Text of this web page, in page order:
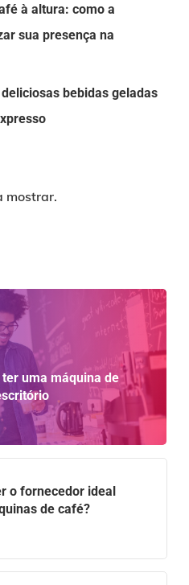
à altura: como a
sua presença na
bebidas geladas
mostrar.
uma máquina de
o fornecedor ideal
de café?